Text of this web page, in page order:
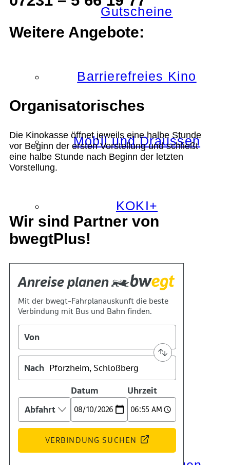
Gutscheine
Barrierefreies Kino
Mobil und Draussen
KOKI+
Das Team
Weitere Angebote:
Organisatorisches
Die Kinokasse öffnet jeweils eine halbe Stunde
vor Beginn der ersten Vorstellung und schließt
eine halbe Stunde nach Beginn der letzten
Vorstellung.
Wir sind Partner von
bwegtPlus!